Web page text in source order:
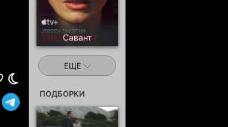
Савант
ЕЩЕ
ПОДБОРКИ